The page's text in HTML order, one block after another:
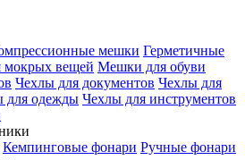
мешки Герметичные
вещей Мешки для обуви
Чехлы для документов Чехлы для
для одежды Чехлы для инструментов
Кемпинговые фонари Ручные фонари